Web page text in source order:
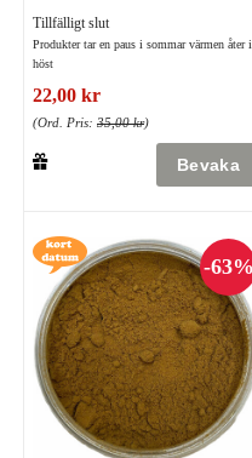
Tillfälligt slut
Produkter tar en paus i sommar värmen åter i
höst
22,00 kr
(Ord. Pris: 35,00 kr)